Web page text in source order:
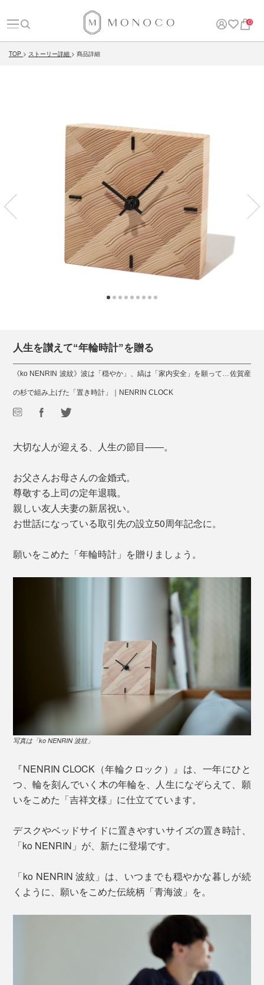
0
TOP ストーリー詳細 商品詳細
人生を讃えて“年輪時計”を贈る
《ko NENRIN 波紋》波は「穏やか」、縞は「家内安全」を願って…佐賀産
の杉で組み上げた「置き時計」｜NENRIN CLOCK
大切な人が迎える、人生の節目――。
お父さんお母さんの金婚式。
尊敬する上司の定年退職。
親しい友人夫妻の新居祝い。
お世話になっている取引先の設立50周年記念に。
願いをこめた「年輪時計」を贈りましょう。
写真は「ko NENRIN 波紋」
『NENRIN CLOCK（年輪クロック）』は、一年にひと
つ、輪を刻んでいく木の年輪を、人生になぞらえて、願
いをこめた「吉祥文様」に仕立てています。
デスクやベッドサイドに置きやすいサイズの置き時計、
「ko NENRIN」が、新たに登場です。
「ko NENRIN 波紋」は、いつまでも穏やかな暮しが続
くように、願いをこめた伝統柄「青海波」を。